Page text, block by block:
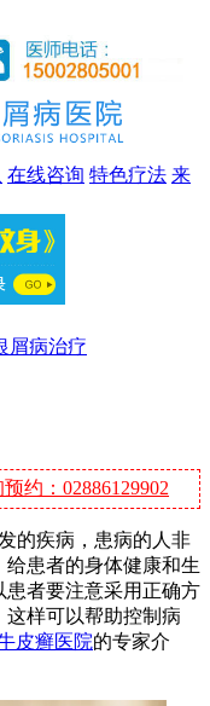
在线咨询 特色疗法 来
屑病治疗
约：02886129902
的疾病，患病的人非
患者的身体健康和生
者要注意采用正确方
样可以帮助控制病
皮癣医院的专家介